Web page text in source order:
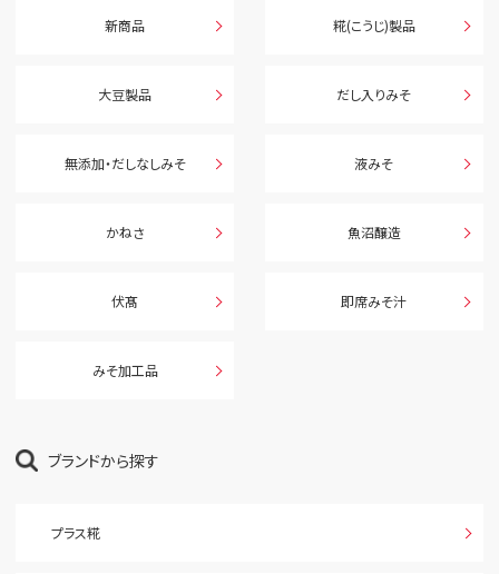
新商品 糀(こうじ)製品
大豆製品 だし入りみそ
無添加・だしなしみそ 液みそ
かねさ 魚沼醸造
伏髙 即席みそ汁
みそ加工品
ブランドから探す
プラス糀